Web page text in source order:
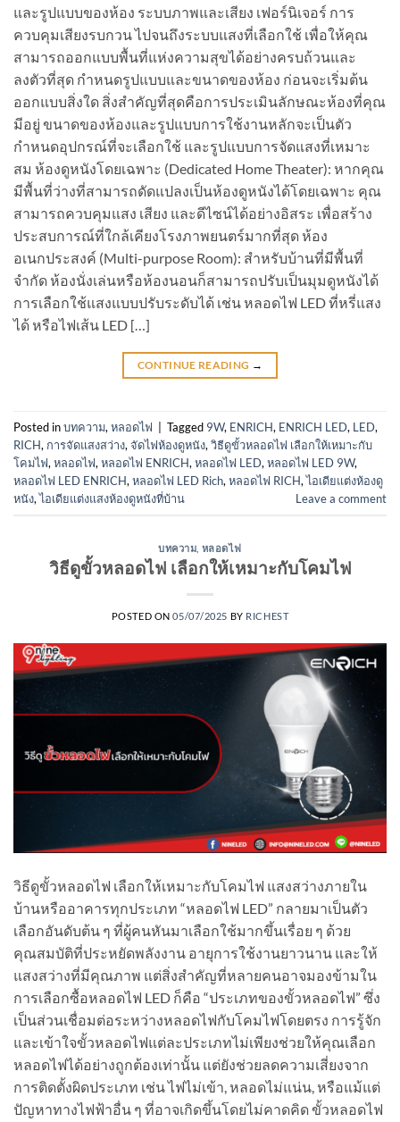
และรูปแบบของห้อง ระบบภาพและเสียง เฟอร์นิเจอร์ การ
ควบคุมเสียงรบกวน ไปจนถึงระบบแสงที่เลือกใช้ เพื่อให้คุณ
สามารถออกแบบพื้นที่แห่งความสุขได้อย่างครบถ้วนและ
ลงตัวที่สุด กำหนดรูปแบบและขนาดของห้อง ก่อนจะเริ่มต้น
ออกแบบสิ่งใด สิ่งสำคัญที่สุดคือการประเมินลักษณะห้องที่คุณ
มีอยู่ ขนาดของห้องและรูปแบบการใช้งานหลักจะเป็นตัว
กำหนดอุปกรณ์ที่จะเลือกใช้ และรูปแบบการจัดแสงที่เหมาะ
สม ห้องดูหนังโดยเฉพาะ (Dedicated Home Theater): หากคุณ
มีพื้นที่ว่างที่สามารถดัดแปลงเป็นห้องดูหนังได้โดยเฉพาะ คุณ
สามารถควบคุมแสง เสียง และดีไซน์ได้อย่างอิสระ เพื่อสร้าง
ประสบการณ์ที่ใกล้เคียงโรงภาพยนตร์มากที่สุด ห้อง
อเนกประสงค์ (Multi-purpose Room): สำหรับบ้านที่มีพื้นที่
จำกัด ห้องนั่งเล่นหรือห้องนอนก็สามารถปรับเป็นมุมดูหนังได้
การเลือกใช้แสงแบบปรับระดับได้ เช่น หลอดไฟ LED ที่หรี่แสง
ได้ หรือไฟเส้น LED […]
CONTINUE READING →
Posted inบทความ, หลอดไฟ Tagged 9W, ENRICH, ENRICH LED, LED,
RICH, การจัดแสงสว่าง, จัดไฟห้องดูหนัง, วิธีดูขั้วหลอดไฟ เลือกให้เหมาะกับ
โคมไฟ, หลอดไฟ, หลอดไฟ ENRICH, หลอดไฟ LED, หลอดไฟ LED 9W,
หลอดไฟ LED ENRICH, หลอดไฟ LED Rich, หลอดไฟ RICH,ไอเดียแต่งห้องดู
หนัง,ไอเดียแต่งแสงห้องดูหนังที่บ้าน Leave a comment
บทความ หลอดไฟ
วิธีดูขั้วหลอดไฟ เลือกให้เหมาะกับโคมไฟ
POSTED ON05/07/2025 BY RICHEST
วิธีดูขั้วหลอดไฟ เลือกให้เหมาะกับโคมไฟ แสงสว่างภายใน
บ้านหรืออาคารทุกประเภท “หลอดไฟ LED” กลายมาเป็นตัว
เลือกอันดับต้น ๆ ที่ผู้คนหันมาเลือกใช้มากขึ้นเรื่อย ๆ ด้วย
คุณสมบัติที่ประหยัดพลังงาน อายุการใช้งานยาวนาน และให้
แสงสว่างที่มีคุณภาพ แต่สิ่งสำคัญที่หลายคนอาจมองข้ามใน
การเลือกซื้อหลอดไฟ LED ก็คือ “ประเภทของขั้วหลอดไฟ” ซึ่ง
เป็นส่วนเชื่อมต่อระหว่างหลอดไฟกับโคมไฟโดยตรง การรู้จัก
และเข้าใจขั้วหลอดไฟแต่ละประเภทไม่เพียงช่วยให้คุณเลือก
หลอดไฟได้อย่างถูกต้องเท่านั้น แต่ยังช่วยลดความเสี่ยงจาก
การติดตั้งผิดประเภท เช่น ไฟไม่เข้า, หลอดไม่แน่น, หรือแม้แต่
ปัญหาทางไฟฟ้าอื่น ๆ ที่อาจเกิดขึ้นโดยไม่คาดคิด ขั้วหลอดไฟ